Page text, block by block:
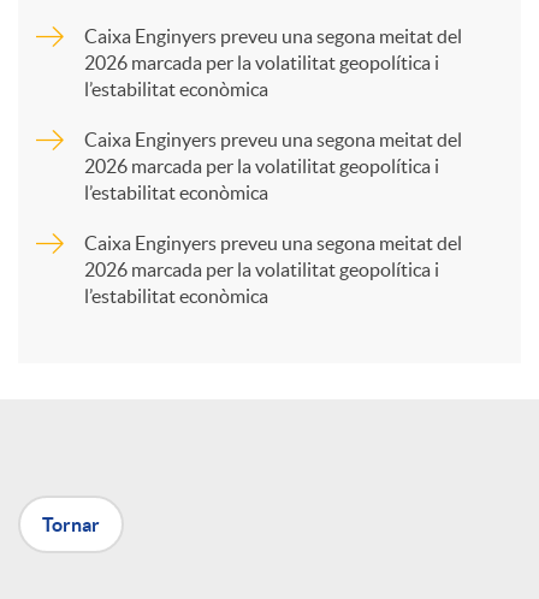
a
X
Caixa Enginyers preveu una segona meitat del
2026 marcada per la volatilitat geopolítica i
l’estabilitat econòmica
Caixa Enginyers preveu una segona meitat del
2026 marcada per la volatilitat geopolítica i
l’estabilitat econòmica
Caixa Enginyers preveu una segona meitat del
2026 marcada per la volatilitat geopolítica i
l’estabilitat econòmica
Tornar